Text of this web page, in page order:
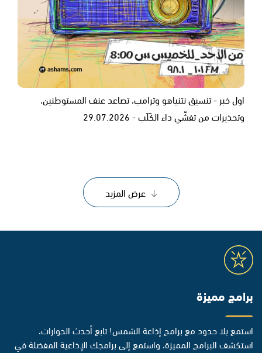
اول خبر - تنسيق نتنياهو وترامب، تصاعد عنف المستوطنين،
وتحذيرات من تفشّي داء الكَلَب - 29.07.2026
عرض المزيد
برامج مميزة
استمع بلا حدود مع برامج إذاعة الشمس! تابع أحدث الحوارات،
استكشف البرامج المميزة، واستمع إلى برامجك الإذاعية المفضلة في